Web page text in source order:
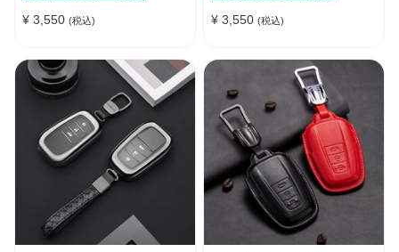
¥ 3,550 (税込) ¥ 3,550 (税込)